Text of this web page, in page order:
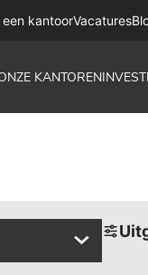
een kantoorVacatures
KANTOREN